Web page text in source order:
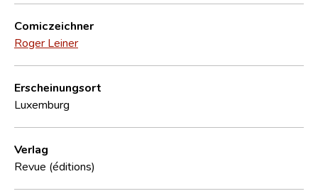
Comiczeichner
Roger Leiner
Erscheinungsort
Luxemburg
Verlag
Revue (éditions)